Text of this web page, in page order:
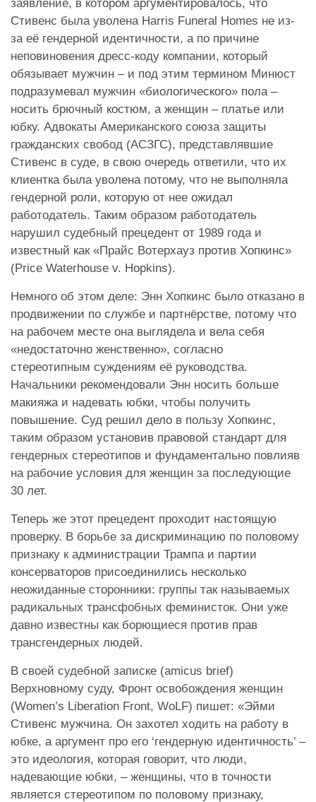
заявление, в котором аргументировалось, что
Стивенс была уволена Harris Funeral Homes не из-
за её гендерной идентичности, а по причине
неповиновения дресс-коду компании, который
обязывает мужчин – и под этим термином Минюст
подразумевал мужчин «биологического» пола –
носить брючный костюм, а женщин – платье или
юбку. Адвокаты Американского союза защиты
гражданских свобод (АСЗГС), представлявшие
Стивенс в суде, в свою очередь ответили, что их
клиентка была уволена потому, что не выполняла
гендерной роли, которую от нее ожидал
работодатель. Таким образом работодатель
нарушил судебный прецедент от 1989 года и
известный как «Прайс Вотерхауз против Хопкинс»
(Price Waterhouse v. Hopkins).
Немного об этом деле: Энн Хопкинс было отказано в
продвижении по службе и партнёрстве, потому что
на рабочем месте она выглядела и вела себя
«недостаточно женственно», согласно
стереотипным суждениям её руководства.
Начальники рекомендовали Энн носить больше
макияжа и надевать юбки, чтобы получить
повышение. Суд решил дело в пользу Хопкинс,
таким образом установив правовой стандарт для
гендерных стереотипов и фундаментально повлияв
на рабочие условия для женщин за последующие
30 лет.
Теперь же этот прецедент проходит настоящую
проверку. В борьбе за дискриминацию по половому
признаку к администрации Трампа и партии
консерваторов присоединились несколько
неожиданные сторонники: группы так называемых
радикальных трансфобных феминисток. Они уже
давно известны как борющиеся против прав
трансгендерных людей.
В своей судебной записке (amicus brief)
Верхновному суду, Фронт освобождения женщин
(Women’s Liberation Front, WoLF) пишет: «Эйми
Стивенс мужчина. Он захотел ходить на работу в
юбке, а аргумент про его ‘гендерную идентичность’ –
это идеология, которая говорит, что люди,
надевающие юбки, – женщины, что в точности
является стереотипом по половому признаку,